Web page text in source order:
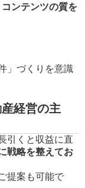
ンテンツの質を
」づくりを意識
経営の主
引くと収益に直
戦略を整えてお
提案も可能で